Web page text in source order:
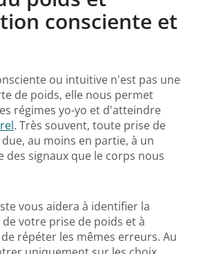
consciente et
ou intuitive n'est pas une
de poids, elle nous permet
régimes yo-yo et d'atteindre
. Très souvent, toute prise de
au moins en partie, à un
des signaux que le corps nous
vous aidera à identifier la
votre prise de poids et à
répéter les mêmes erreurs. Au